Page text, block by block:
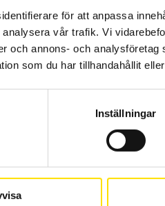
för att anpassa
vår trafik. Vi
och annons- och
som du har tillhandahållit
Inställningar
3,8 mm diameter
2-pins
Polyester